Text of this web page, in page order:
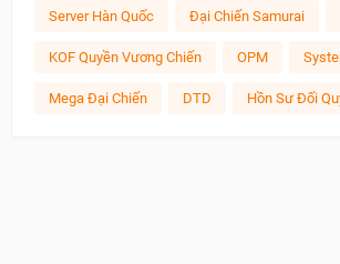
Server Hàn Quốc Đại Chiến Samurai
KOF Quyền Vương Chiến OPM
Mega Đại Chiến DTD Hồn Sư Đối